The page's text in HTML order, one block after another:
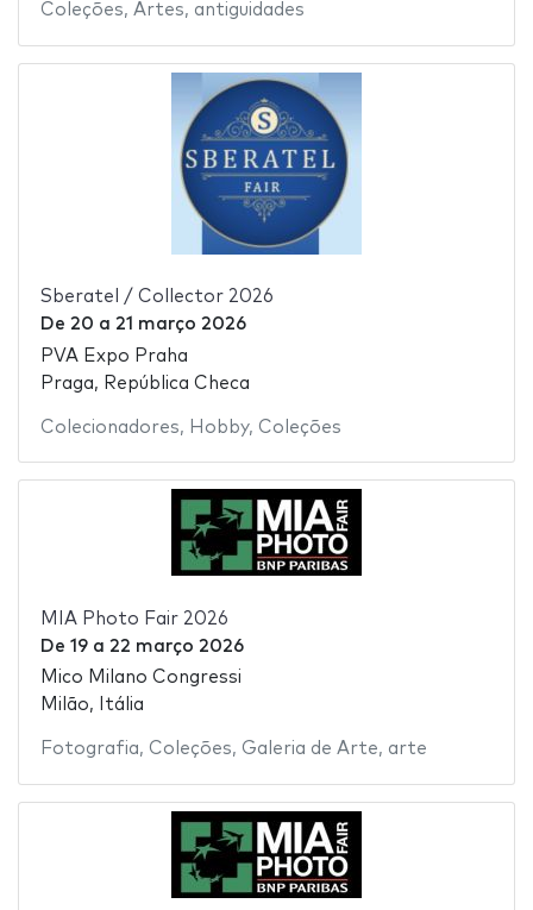
Coleções, Artes, antiguidades
Sberatel / Collector 2026
De 20 a 21 março 2026
PVA Expo Praha
Praga, República Checa
Colecionadores, Hobby, Coleções
MIA Photo Fair 2026
De 19a 22 março 2026
Mico Milano Congressi
Milão, Itália
Fotografia, Coleções, Galeria de Arte, arte